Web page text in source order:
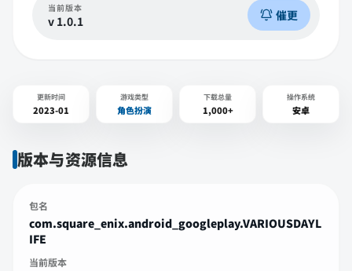
当前版本
v 1.0.1 催更
更新时间
2023-01
游戏类型
角色扮演
下载总量
1,000+
操作系统
安卓
版本与资源信息
包名
com.square_enix.android_googleplay.VARIOUSDAYL
IFE
当前版本